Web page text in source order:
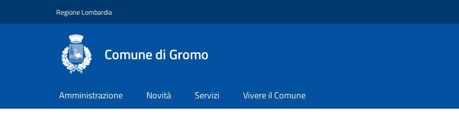
Regione Lombardia
Comune di Gromo
Amministrazione Novità Servizi Vivere il Comune